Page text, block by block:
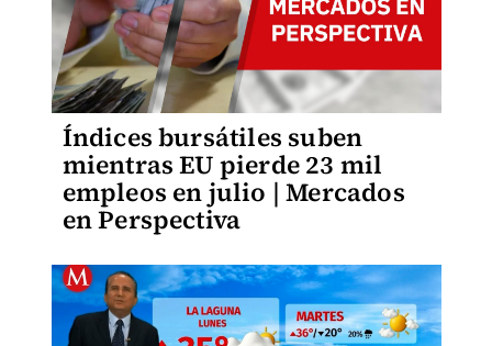
Índices bursátiles suben
mientras EU pierde 23 mil
empleos en julio | Mercados
en Perspectiva